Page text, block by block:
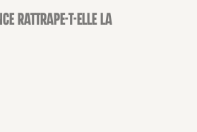
rattrape-t-elle la